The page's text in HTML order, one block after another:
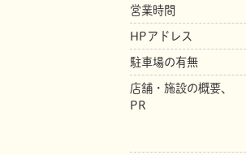
営業時間
HPアドレス
駐車場の有無
店舗・施設の概要、
PR